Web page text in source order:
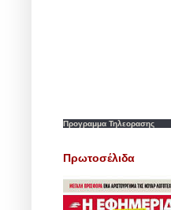
Προγραμμα Τηλεορασης
Πρωτοσέλιδα